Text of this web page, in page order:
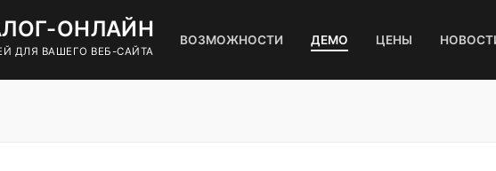
ОНЛАЙН
ДЛЯ ВАШЕГО ВЕБ-САЙТА
ВОЗМОЖНОСТИ ДЕМО ЦЕНЫ